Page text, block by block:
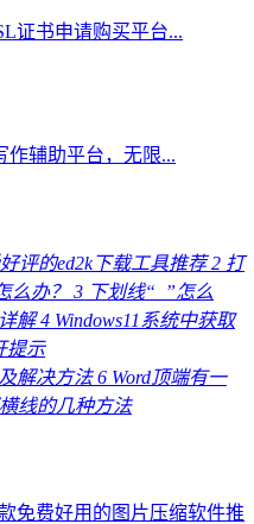
证书申请购买平台...
辅助平台，无限...
评的ed2k下载工具推荐 2 打
么办？ 3 下划线“_”怎么
解 4 Windows11系统中获取
提示
解决方法 6 Word顶端有一
线的几种方法